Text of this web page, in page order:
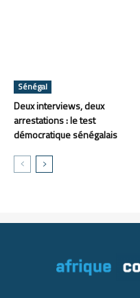
Sénégal
Deux interviews, deux
arrestations : le test
démocratique sénégalais